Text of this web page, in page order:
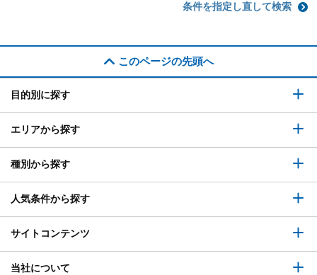
条件を指定し直して検索
このページの先頭へ
目的別に探す
エリアから探す
種別から探す
人気条件から探す
サイトコンテンツ
当社について